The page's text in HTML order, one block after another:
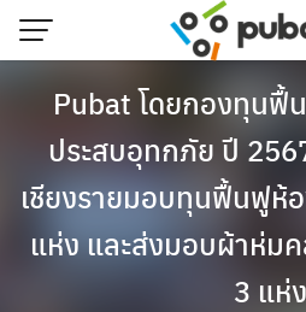
Skip
Pubat โดยกองทุนฟื้
ประสบอุทกภัย ปี
เชียงรายมอบทุนฟื้นฟูห้อ
แห่ง และส่งมอบผ้าห่ม
3 แห่ง